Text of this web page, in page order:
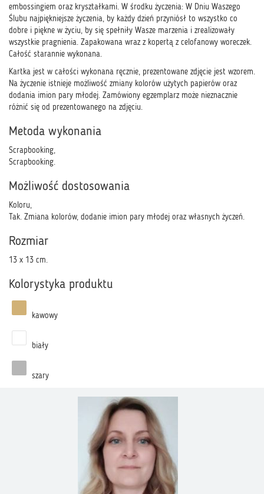
embossingiem oraz kryształkami. W środku życzenia: W Dniu Waszego
Ślubu najpiękniejsze życzenia, by każdy dzień przyniósł to wszystko co
dobre i piękne w życiu, by się spełniły Wasze marzenia i zrealizowały
wszystkie pragnienia. Zapakowana wraz z kopertą z celofanowy woreczek.
Całość starannie wykonana.
Kartka jest w całości wykonana ręcznie, prezentowane zdjęcie jest wzorem.
Na życzenie istnieje możliwość zmiany kolorów użytych papierów oraz
dodania imion pary młodej. Zamówiony egzemplarz może nieznacznie
różnić się od prezentowanego na zdjęciu.
Metoda wykonania
Scrapbooking,
Scrapbooking.
Możliwość dostosowania
Koloru,
Tak. Zmiana kolorów, dodanie imion pary młodej oraz własnych życzeń.
Rozmiar
13 x 13 cm.
Kolorystyka produktu
kawowy
biały
szary